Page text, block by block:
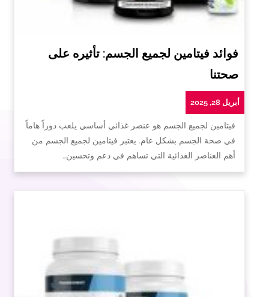
فوائد فيتامين لجميع الجسم: تأثيره على
صحتنا
أبريل 28, 2025
فيتامين لجميع الجسم هو عنصر غذائي أساسي يلعب دوراً هاماً
في صحة الجسم بشكل عام. يعتبر فيتامين لجميع الجسم من
أهم العناصر الغذائية التي تساهم في دعم وتحسين…